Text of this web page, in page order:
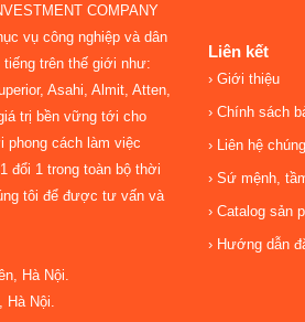
COMPANY
vụ công nghiệp và dân
trên thế giới như:
Asahi, Almit, Atten,
trị bền vững tới cho
phong cách làm việc
đổi 1 trong toàn bộ thời
tôi để được tư vấn và
Hà Nội.
Nội.
Liên kết
Giới thiệu
Chính sách
Liên hệ
Sứ mệnh,
Catalog sản
Hướng dẫn